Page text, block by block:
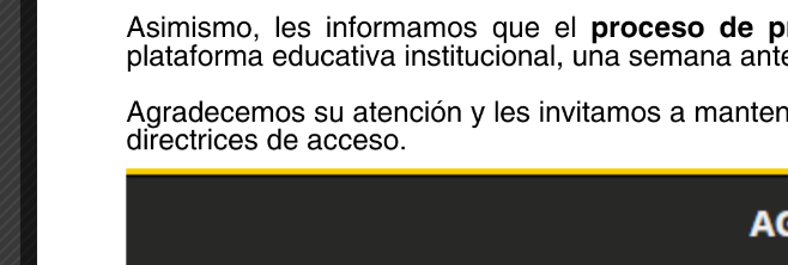
Leave A Comment
Your email address will not be published. Required fields are marked *